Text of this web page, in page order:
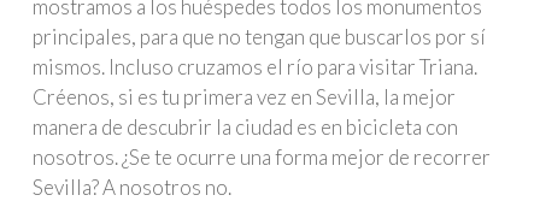
mostramos a los huéspedes todos los monumentos
principales, para que no tengan que buscarlos por sí
mismos. Incluso cruzamos el río para visitar Triana.
Créenos, si es tu primera vez en Sevilla, la mejor
manera de descubrir la ciudad es en bicicleta con
nosotros. ¿Se te ocurre una forma mejor de recorrer
Sevilla? A nosotros no.